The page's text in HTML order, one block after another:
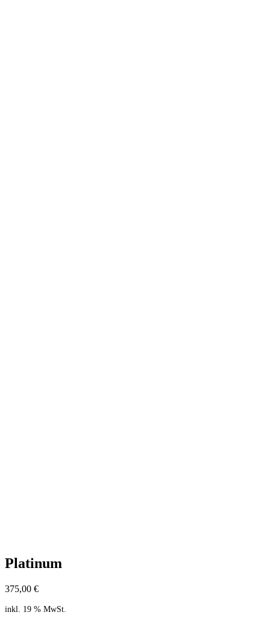
Platinum
375,00 €
inkl. 19 % MwSt.